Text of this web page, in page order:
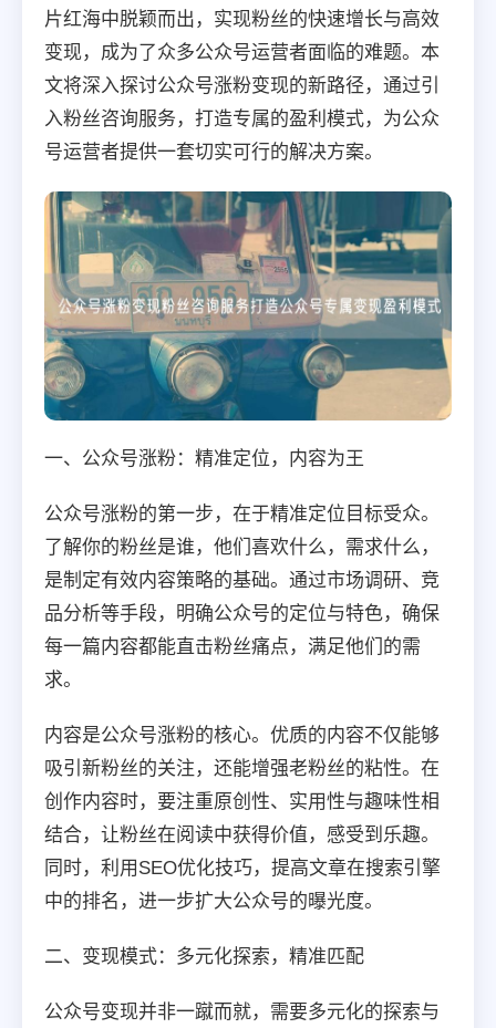
片红海中脱颖而出，实现粉丝的快速增长与高效
变现，成为了众多公众号运营者面临的难题。本
文将深入探讨公众号涨粉变现的新路径，通过引
入粉丝咨询服务，打造专属的盈利模式，为公众
号运营者提供一套切实可行的解决方案。
一、公众号涨粉：精准定位，内容为王
公众号涨粉的第一步，在于精准定位目标受众。
了解你的粉丝是谁，他们喜欢什么，需求什么，
是制定有效内容策略的基础。通过市场调研、竞
品分析等手段，明确公众号的定位与特色，确保
每一篇内容都能直击粉丝痛点，满足他们的需
求。
内容是公众号涨粉的核心。优质的内容不仅能够
吸引新粉丝的关注，还能增强老粉丝的粘性。在
创作内容时，要注重原创性、实用性与趣味性相
结合，让粉丝在阅读中获得价值，感受到乐趣。
同时，利用SEO优化技巧，提高文章在搜索引擎
中的排名，进一步扩大公众号的曝光度。
二、变现模式：多元化探索，精准匹配
公众号变现并非一蹴而就，需要多元化的探索与